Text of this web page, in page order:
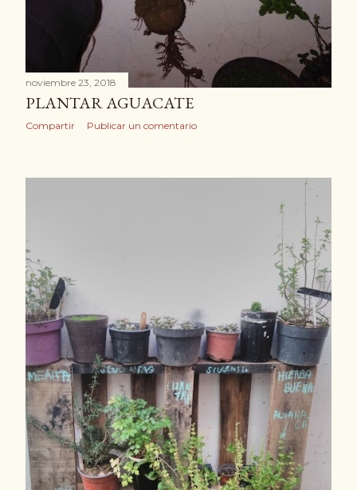
noviembre 23, 2018
PLANTAR AGUACATE
Compartir Publicar un comentario